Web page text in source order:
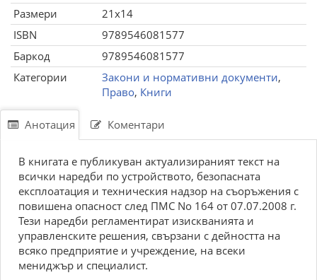
Размери
21x14
ISBN
9789546081577
Баркод
9789546081577
Категории
Закони и нормативни документи,
Право, Книги
Анотация Коментари
В книгата е публикуван актуализираният текст на
всички наредби по устройството, безопасната
експлоатация и техническия надзор на съоръжения с
повишена опасност след ПМС No 164 от 07.07.2008 г.
Тези наредби регламентират изискванията и
управленските решения, свързани с дейността на
всяко предприятие и учреждение, на всеки
мениджър и специалист.